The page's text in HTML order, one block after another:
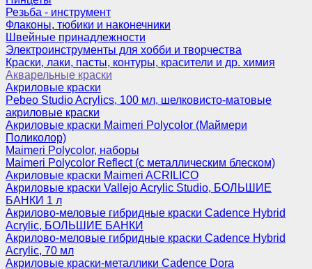
Резьба - инструмент
Флаконы, тюбики и наконечники
Швейные принадлежности
Электроинструменты для хобби и творчества
Краски, лаки, пасты, контуры, красители и др. химия
Акварельные краски
Акриловые краски
Pebeo Studio Acrylics, 100 мл, шелковисто-матовые
акриловые краски
Акриловые краски Maimeri Polycolor (Маймери
Поликолор)
Maimeri Polycolor, наборы
Maimeri Polycolor Reflect (с металлическим блеском)
Акриловые краски Maimeri ACRILICO
Акриловые краски Vallejo Acrylic Studio, БОЛЬШИЕ
БАНКИ 1 л
Акрилово-меловые гибридные краски Cadence Hybrid
Acrylic, БОЛЬШИЕ БАНКИ
Акрилово-меловые гибридные краски Cadence Hybrid
Acrylic, 70 мл
Акриловые краски-металлики Cadence Dora